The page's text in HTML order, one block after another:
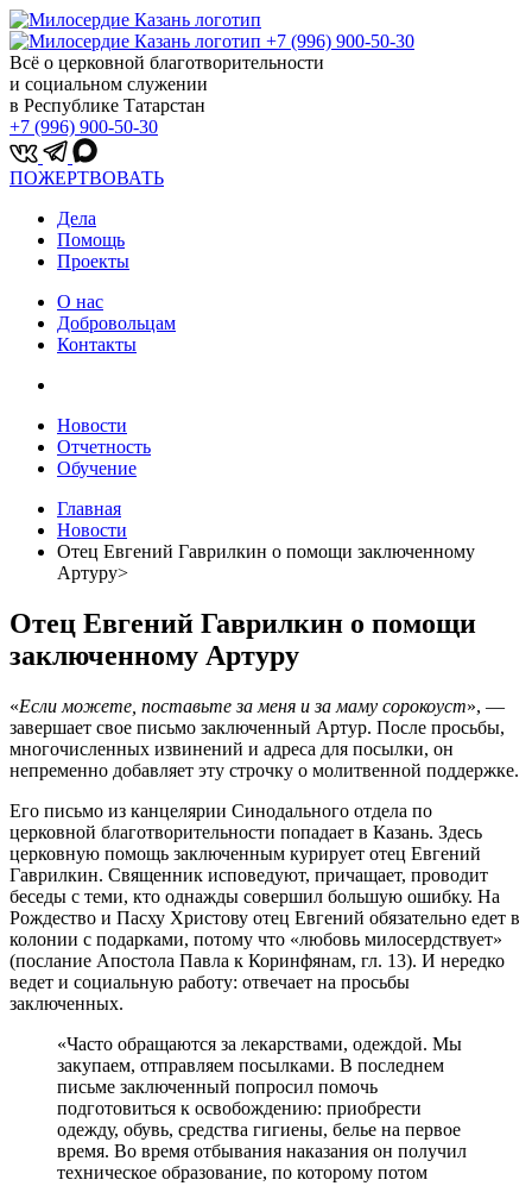
+7 (996) 900-50-30
Всё о церковной благотворительности
и социальном служении
в Республике Татарстан
+7 (996) 900-50-30
ПОЖЕРТВОВАТЬ
Дела
Помощь
Проекты
О нас
Добровольцам
Контакты
Новости
Отчетность
Обучение
Главная
Новости
Отец Евгений Гаврилкин о помощи заключенному
Артуру>
Отец Евгений Гаврилкин о помощи
заключенному Артуру
«Если можете, поставьте за меня и за маму сорокоуст», —
завершает свое письмо заключенный Артур. После просьбы,
многочисленных извинений и адреса для посылки, он
непременно добавляет эту строчку о молитвенной поддержке.
Его письмо из канцелярии Синодального отдела по
церковной благотворительности попадает в Казань. Здесь
церковную помощь заключенным курирует отец Евгений
Гаврилкин. Священник исповедуют, причащает, проводит
беседы с теми, кто однажды совершил большую ошибку. На
Рождество и Пасху Христову отец Евгений обязательно едет в
колонии с подарками, потому что «любовь милосердствует»
(послание Апостола Павла к Коринфянам, гл. 13). И нередко
ведет и социальную работу: отвечает на просьбы
заключенных.
«Часто обращаются за лекарствами, одеждой. Мы
закупаем, отправляем посылками. В последнем
письме заключенный попросил помочь
подготовиться к освобождению: приобрести
одежду, обувь, средства гигиены, белье на первое
время. Во время отбывания наказания он получил
техническое образование, по которому потом